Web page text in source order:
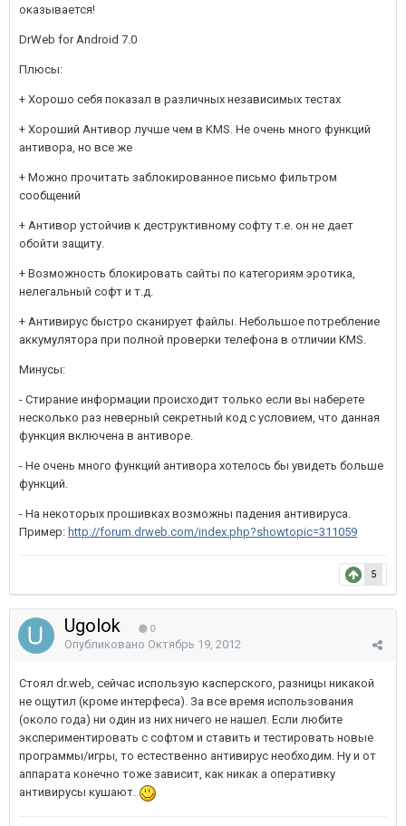
оказывается!
DrWeb for Android 7.0
Плюсы:
+ Хорошо себя показал в различных независимых тестах
+ Хороший Антивор лучше чем в KMS. Не очень много функций
антивора, но все же
+ Можно прочитать заблокированное письмо фильтром
сообщений
+ Антивор устойчив к деструктивному софту т.е. он не дает
обойти защиту.
+ Возможность блокировать сайты по категориям эротика,
нелегальный софт и т.д.
+ Антивирус быстро сканирует файлы. Небольшое потребление
аккумулятора при полной проверки телефона в отличии KMS.
Минусы:
- Стирание информации происходит только если вы наберете
несколько раз неверный секретный код с условием, что данная
функция включена в антиворе.
- Не очень много функций антивора хотелось бы увидеть больше
функций.
- На некоторых прошивках возможны падения антивируса.
Пример: http://forum.drweb.com/index.php?showtopic=311059
5
Ugolok 0
Опубликовано Октябрь 19, 2012
Стоял dr.web, сейчас использую касперского, разницы никакой
не ощутил (кроме интерфеса). За все время использования
(около года) ни один из них ничего не нашел. Если любите
экспериментировать с софтом и ставить и тестировать новые
программы/игры, то естественно антивирус необходим. Ну и от
аппарата конечно тоже зависит, как никак а оперативку
антивирусы кушают.